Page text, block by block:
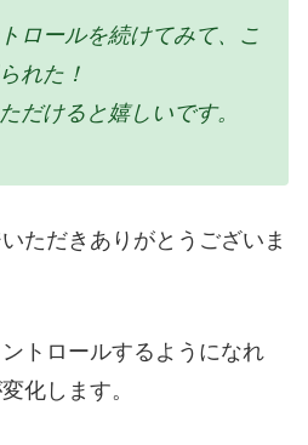
ロールを続けてみて、こ
られた！
だけると嬉しいです。
ただきありがとうございま
トロールするようになれ
化します。